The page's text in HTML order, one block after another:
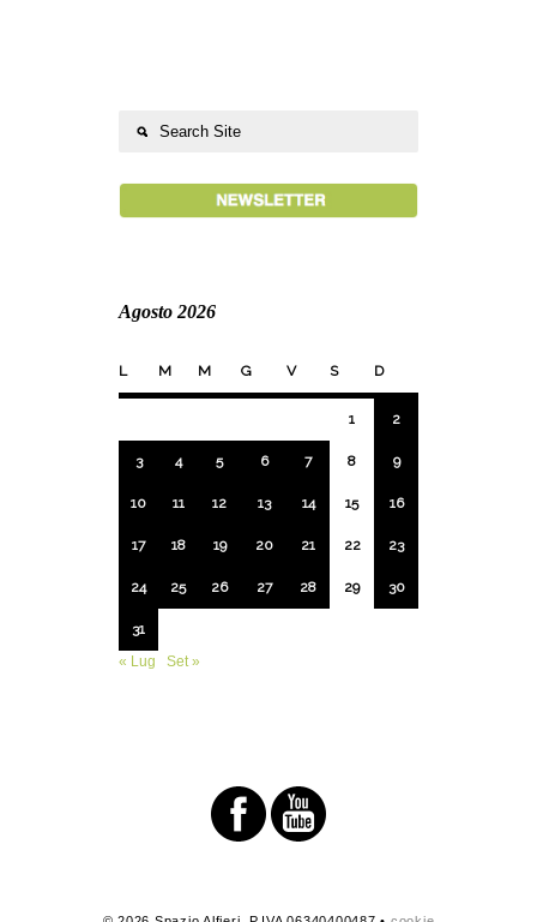
Agosto 2026
L M M G V S D
1 2
3 4 5 6 7 8 9
10 11 12 13 14 15 16
17 18 19 20 21 22 23
24 25 26 27 28 29 30
31
« Lug
Set »